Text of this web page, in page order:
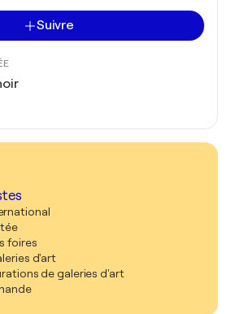
Suivre
foires
d'art
de galeries d'art